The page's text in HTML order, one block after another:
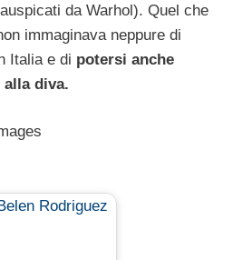
da Warhol). Quel che
immaginava neppure di
Italia e di potersi anche
diva.